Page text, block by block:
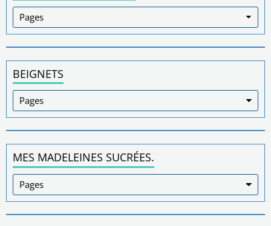
BEIGNETS
MES MADELEINES SUCRÉES.